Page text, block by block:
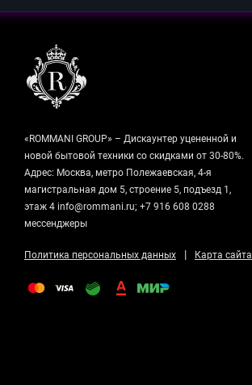
«ROMMANI GROUP» – Дискаунтер уцененной и
новой бытовой техники со скидками от 30-80%.
Адрес: Москва, метро Полежаевская, 4-я
магистральная дом 5, строение 5, подъезд 1,
этаж 4 info@rommani.ru; +7 916 608 0288
мессенджеры
Политика персональных данных | Карта сайта